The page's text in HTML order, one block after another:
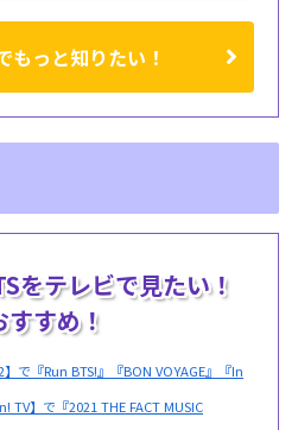
もっと知りたい！
をテレビで見たい！
すめ！
で『Run BTS!』『BON VOYAGE』『In
TV】で『2021 THE FACT MUSIC